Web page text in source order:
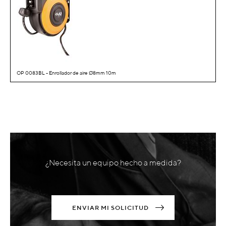
OP 0083BL - Enrollador de aire Ø8mm 10m
¿Necesita un equipo hecho a medida?
ENVIAR MI SOLICITUD